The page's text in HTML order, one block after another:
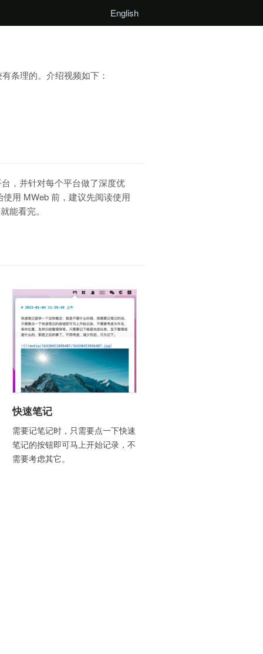
English
条理的。介绍视频如下：
，并针对每个平台做了深度优
用 MWeb 前，建议先阅读使用
能看完。
快速笔记
需要记笔记时，只需要点一下快速
笔记的按钮即可马上开始记录，不
需要考虑其它。